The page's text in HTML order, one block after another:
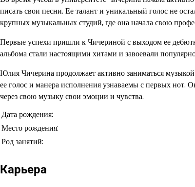
писать свои песни. Ее талант и уникальный голос не
крупных музыкальных студий, где она начала свою
Первые успехи пришли к Чичериной с выходом ее
альбома стали настоящими хитами и завоевали
Юлия Чичерина продолжает активно заниматься
ее голос и манера исполнения узнаваемы с первых нот.
через свою музыку свои эмоции и чувства.
Дата рождения:
Место рождения:
Род занятий:
Карьера